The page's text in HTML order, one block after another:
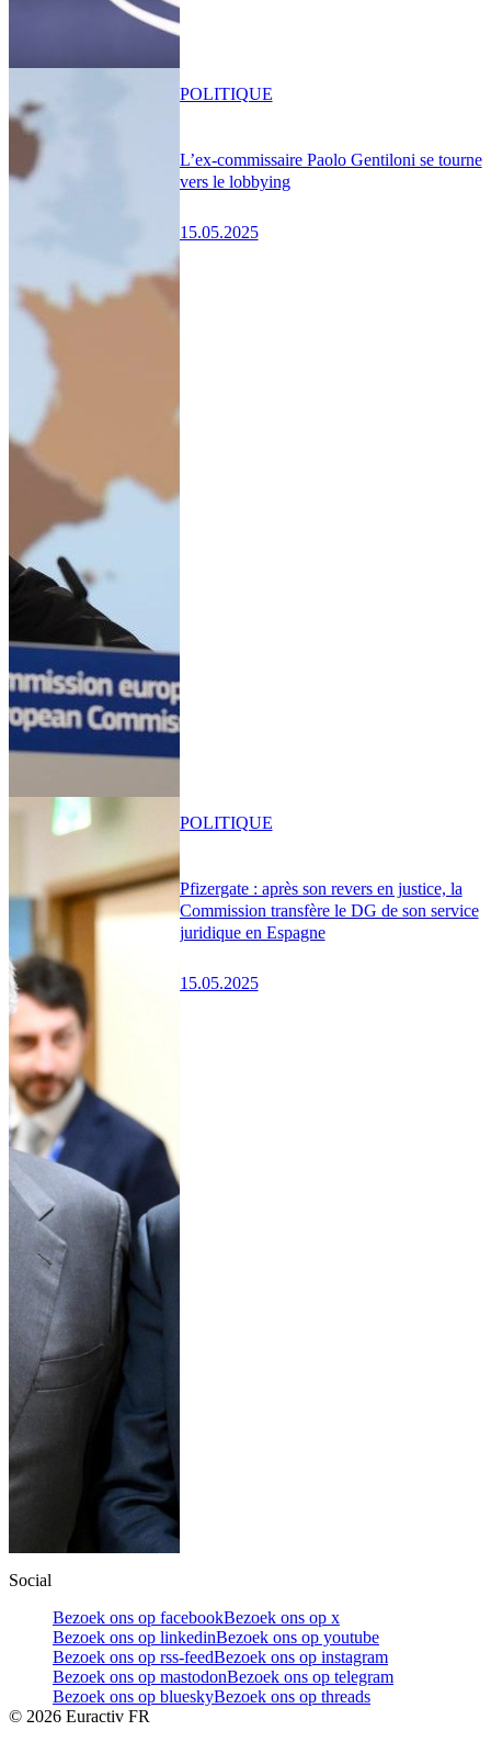
L’ex-commissaire Paolo Gentiloni se tourne
vers le lobbying
15.05.2025
POLITIQUE
Pfizergate : après son revers en justice, la
Commission transfère le DG de son service
juridique en Espagne
15.05.2025
POLITIQUE
Social
Bezoek ons op facebookBezoek ons op x
Bezoek ons op linkedinBezoek ons op youtube
Bezoek ons op rss-feedBezoek ons op instagram
Bezoek ons op mastodonBezoek ons op telegram
Bezoek ons op blueskyBezoek ons op threads
© 2026 Euractiv FR